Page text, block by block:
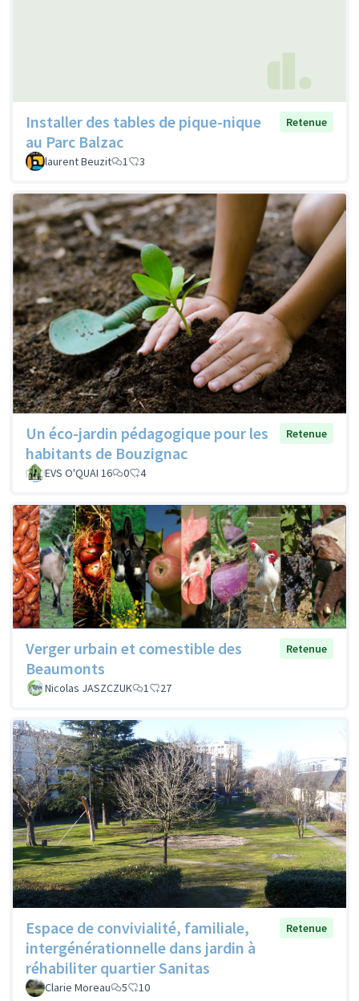
Installer des tables de pique-nique
au Parc Balzac
Retenue
laurent Beuzit 1 3
Un éco-jardin pédagogique pour les
habitants de Bouzignac
Retenue
EVS O'QUAI 16 0 4
Verger urbain et comestible des
Beaumonts
Retenue
Nicolas JASZCZUK 1 27
Espace de convivialité, familiale,
intergénérationnelle dans jardin à
réhabiliter quartier Sanitas
Retenue
Clarie Moreau 5 10